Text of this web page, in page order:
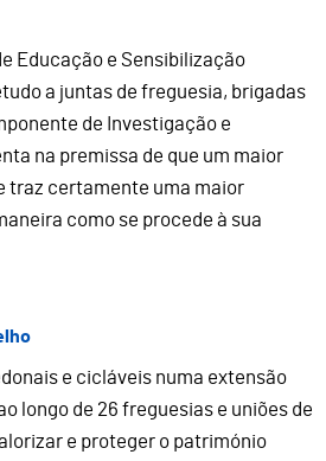
Educação e Sensibilização
a juntas de freguesia, brigadas
de Investigação e
na premissa de que um maior
traz certamente uma maior
como se procede à sua
e cicláveis numa extensão
longo de 26 freguesias e uniões de
e proteger o património